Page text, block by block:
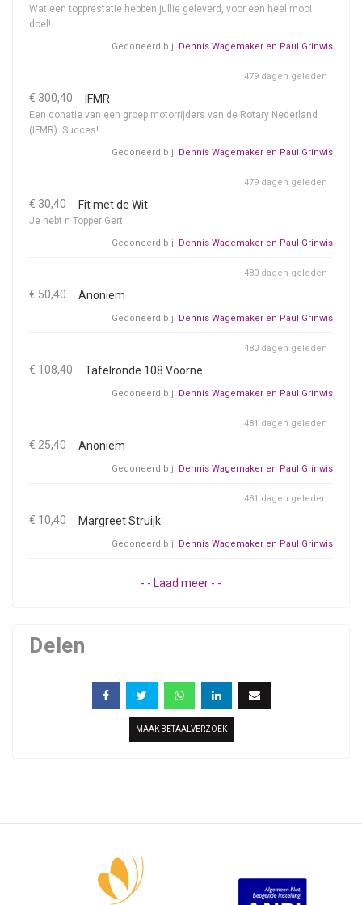
Wat een topprestatie hebben jullie geleverd, voor een heel mooi
doel!
Gedoneerd bij: Dennis Wagemaker en Paul Grinwis
€ 300,40 IFMR
Een donatie van een groep motorrijders van de Rotary Nederland
(IFMR). Succes!
479 dagen geleden
Gedoneerd bij: Dennis Wagemaker en Paul Grinwis
€ 30,40 Fit met de Wit
Je hebt n Topper Gert
479 dagen geleden
Gedoneerd bij: Dennis Wagemaker en Paul Grinwis
€ 50,40 Anoniem
480 dagen geleden
Gedoneerd bij: Dennis Wagemaker en Paul Grinwis
€ 108,40 Tafelronde 108 Voorne
480 dagen geleden
Gedoneerd bij: Dennis Wagemaker en Paul Grinwis
€ 25,40 Anoniem
481 dagen geleden
Gedoneerd bij: Dennis Wagemaker en Paul Grinwis
€ 10,40 Margreet Struijk
481 dagen geleden
Gedoneerd bij: Dennis Wagemaker en Paul Grinwis
- - Laad meer - -
Delen
MAAK BETAALVERZOEK